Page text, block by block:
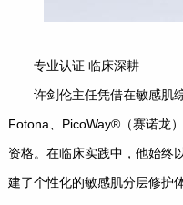
专业认证 临床深耕
许剑伦主任凭借在敏感肌
Fotona、PicoWay®（赛诺龙
资格。在临床实践中，他始终
建了个性化的敏感肌分层修护